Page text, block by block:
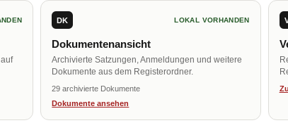
DK LOKAL VORHANDEN
Dokumentenansicht
Archivierte Satzungen, Anmeldungen und weitere
Dokumente aus dem Registerordner.
29 archivierte Dokumente
Dokumente ansehen